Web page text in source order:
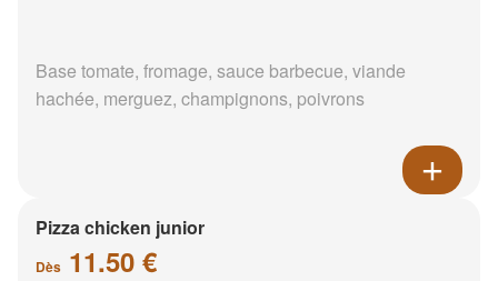
Base tomate, fromage, sauce barbecue, viande
hachée, merguez, champignons, poivrons
Pizza chicken junior
Dès 11.50 €